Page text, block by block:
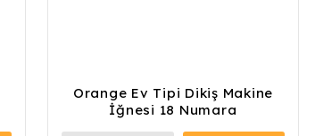
Orange Ev Tipi Dikiş Makine
İğnesi 18 Numara